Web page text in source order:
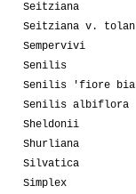
Seitziana
Seitziana v.
Sempervivi
Senilis
Senilis 'fiore
Senilis albiflora
Sheldonii
Shurliana
Silvatica
Simplex